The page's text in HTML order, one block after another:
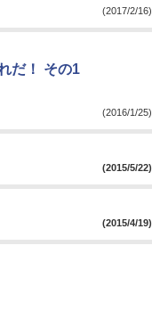
(2017/2/16)
だ！ その1
(2016/1/25)
(2015/5/22)
(2015/4/19)